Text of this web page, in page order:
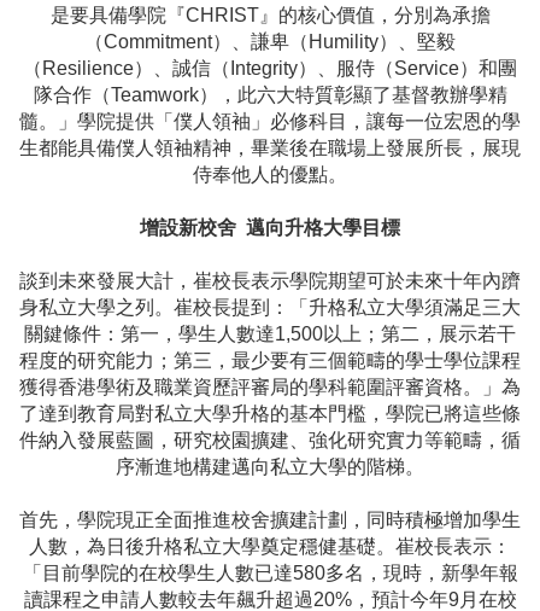
是要具備學院『CHRIST』的核心價值，分別為承擔
（Commitment）、謙卑（Humility）、堅毅
（Resilience）、誠信（Integrity）、服侍（Service）和團
隊合作（Teamwork），此六大特質彰顯了基督教辦學精
髓。」學院提供「僕人領袖」必修科目，讓每一位宏恩的學
生都能具備僕人領袖精神，畢業後在職場上發展所長，展現
侍奉他人的優點。
增設新校舍 邁向升格大學目標
談到未來發展大計，崔校長表示學院期望可於未來十年內躋
身私立大學之列。崔校長提到：「升格私立大學須滿足三大
關鍵條件：第一，學生人數達1,500以上；第二，展示若干
程度的研究能力；第三，最少要有三個範疇的學士學位課程
獲得香港學術及職業資歷評審局的學科範圍評審資格。」為
了達到教育局對私立大學升格的基本門檻，學院已將這些條
件納入發展藍圖，研究校園擴建、強化研究實力等範疇，循
序漸進地構建邁向私立大學的階梯。
首先，學院現正全面推進校舍擴建計劃，同時積極增加學生
人數，為日後升格私立大學奠定穩健基礎。崔校長表示：
「目前學院的在校學生人數已達580多名，現時，新學年報
讀課程之申請人數較去年飆升超過20%，預計今年9月在校